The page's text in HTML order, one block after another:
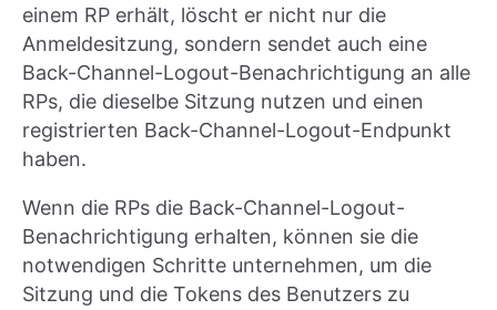
einem RP erhält, löscht er nicht nur die
Anmeldesitzung, sondern sendet auch eine
Back-Channel-Logout-Benachrichtigung an alle
RPs, die dieselbe Sitzung nutzen und einen
registrierten Back-Channel-Logout-Endpunkt
haben.
Wenn die RPs die Back-Channel-Logout-
Benachrichtigung erhalten, können sie die
notwendigen Schritte unternehmen, um die
Sitzung und die Tokens des Benutzers zu